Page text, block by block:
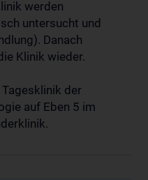
werden
untersucht und
Danach
Klinik wieder.
der
auf Eben 5 im